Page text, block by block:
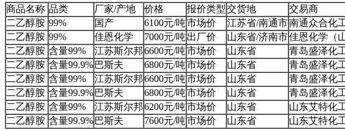
商品名称 品类 厂家/产地 价格 报价类型交货地
交易商
二乙醇胺 99% 国产 6100元/吨市场价 江苏省/南通市南通众合化
二乙醇胺 99% 佳恩化学 7000元/吨出厂价 山东省/济南市佳恩化学（
二乙醇胺 含量99% 江苏斯尔邦6600元/吨市场价 山东省
青岛盛泽化
二乙醇胺 含量99.9% 巴斯夫 6800元/吨市场价 山东省
青岛盛泽化
二乙醇胺 含量99% 江苏斯尔邦6600元/吨市场价 山东省
青岛盛泽化
二乙醇胺 含量99.9% 巴斯夫 6800元/吨市场价 山东省
青岛盛泽化
二乙醇胺 含量99% 江苏斯尔邦6200元/吨市场价 山东省
山东艾特化
二乙醇胺 含量99.9% 巴斯夫 7600元/吨市场价 山东省 山东艾特化